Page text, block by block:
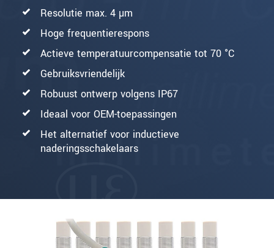
Resolutie max. 4 µm
Hoge frequentierespons
Actieve temperatuurcompensatie tot 70 °C
Gebruiksvriendelijk
Robuust ontwerp volgens IP67
Ideaal voor OEM-toepassingen
Het alternatief voor inductieve
naderingsschakelaars